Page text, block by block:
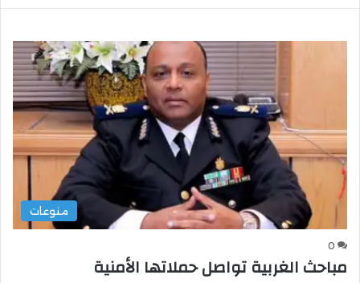
منوعات
0
مباحث الغربية تواصل حملاتها الأمنية